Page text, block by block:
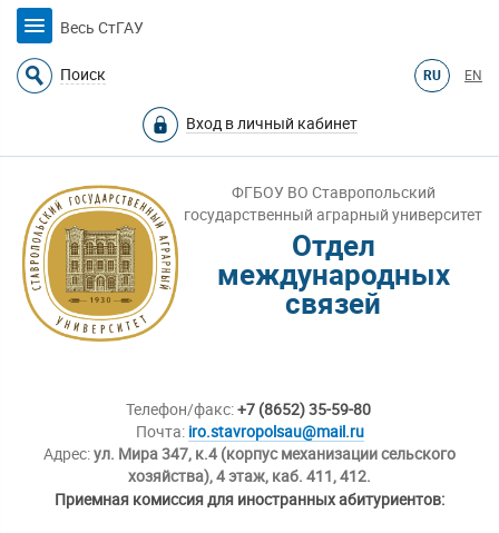
Весь СтГАУ
Поиск RU EN
Вход в личный кабинет
ФГБОУ ВО Ставропольский
государственный аграрный университет
Отдел
международных
связей
Телефон/факс:+7 (8652) 35-59-80
Почта: iro.stavropolsau@mail.ru
Адрес:ул. Мира 347, к.4 (корпус механизации сельского
хозяйства), 4 этаж, каб. 411, 412.
Приемная комиссия для иностранных абитуриентов: